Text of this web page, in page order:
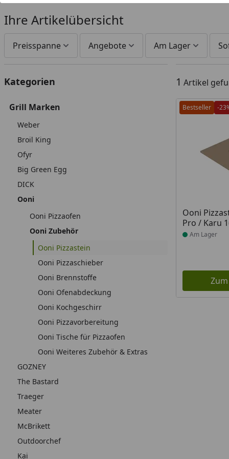
Ihre Artikelübersicht
Preisspanne Angebote Am Lager
Kategorien
Grill Marken
Weber
Broil King
Ofyr
Big Green Egg
DICK
Ooni
Ooni Pizzaofen
Ooni Zubehör
Ooni Pizzastein
Ooni Pizzaschieber
Ooni Brennstoffe
Ooni Ofenabdeckung
Ooni Kochgeschirr
Ooni Pizzavorbereitung
Ooni Tische für Pizzaofen
Ooni Weiteres Zubehör & Extras
GOZNEY
The Bastard
Traeger
Meater
McBrikett
Outdoorchef
Kai
1 Artikel
Bestseller -
Ooni
Pro / Karu
Produkt
Am Lager